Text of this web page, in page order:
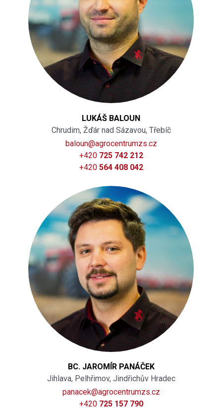
LUKÁŠ BALOUN
Chrudim, Žďár nad Sázavou, Třebíč
baloun@agrocentrumzs.cz
+420 725 742 212
+420 564 408 042
BC. JAROMÍR PANÁČEK
Jihlava, Pelhřimov, Jindřichův Hradec
panacek@agrocentrumzs.cz
+420 725 157 790